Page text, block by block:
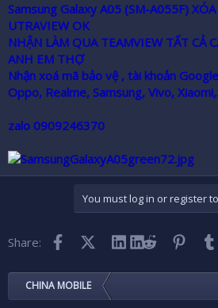
Samsung Galaxy A05 (SM-A055F)
UTRAVIEW OK
NHẬN LÀM QUA TEAMVIEW TẤT CẢ
ANH EM THỢ
Nhận xoá mã bảo vệ , tài khoản
Oppo, Realme, Samsung, Vivo,
zalo 0909246370
You must log in or register
Share: FacebookX (Twitter)LinkedIn
Reddit
CHINA MOBILE